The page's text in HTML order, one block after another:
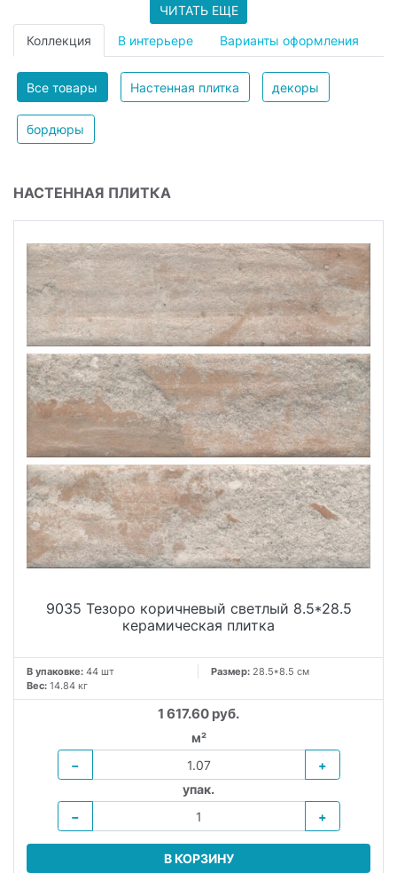
ЧИТАТЬ ЕЩЕ
Коллекция В интерьере Варианты оформления
Все товары Настенная плитка декоры
бордюры
НАСТЕННАЯ ПЛИТКА
9035 Тезоро коричневый светлый 8.5*28.5
керамическая плитка
В упаковке: 44 шт Размер: 28.5*8.5 см
Вес: 14.84 кг
1 617.60 руб.
м²
−
+
упак.
−
+
В КОРЗИНУ